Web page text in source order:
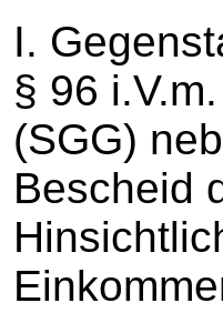
I.
§ 96
(SGG)
Bescheid